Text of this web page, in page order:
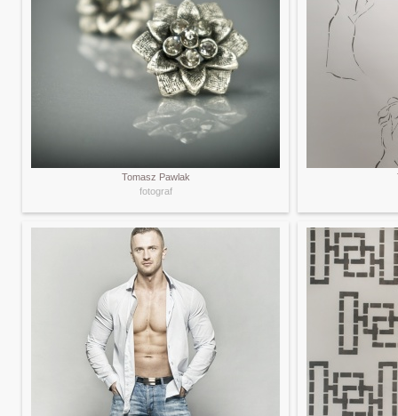
Tomasz Pawlak
fotograf